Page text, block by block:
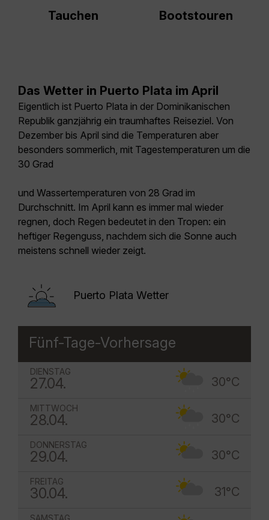
Tauchen Bootstouren
Das Wetter in Puerto Plata im April
Eigentlich ist Puerto Plata in der Dominikanischen
Republik ganzjährig ein traumhaftes Reiseziel. Von
Dezember bis April sind die Temperaturen aber
besonders sommerlich, mit Tagestemperaturen um die
30 Grad
und Wassertemperaturen von 28 Grad im
Durchschnitt. Im April kann es immer mal wieder
regnen, doch Regen bedeutet in den Tropen: ein
heftiger Regenguss, nachdem sich die Sonne auch
meistens schnell wieder zeigt.
Puerto Plata Wetter
Fünf-Tage-Vorhersage
DIENSTAG
27.04. 30°C
MITTWOCH
28.04. 30°C
DONNERSTAG
29.04. 30°C
FREITAG
30.04. 31°C